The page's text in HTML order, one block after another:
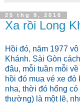
25 thg 9, 2016
Xa rồi Long
Hồi đó, năm 1977
Khánh. Sài Gòn
đâu, mỗi tuần mỗi
hồi đó mua vé xe
nha, thời đó hổng
thường) là một lẽ,